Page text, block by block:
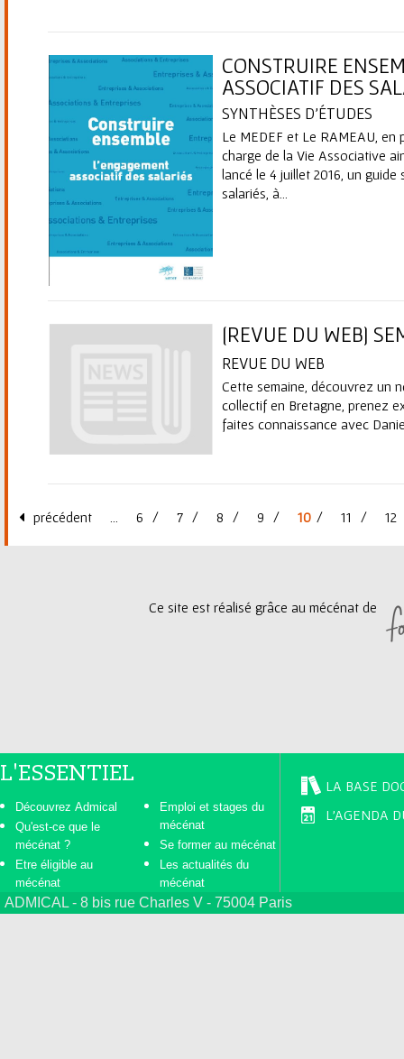
CONSTRUIRE
ASSOCIATIF DES
SYNTHÈSES D’ÉTUDES
Le MEDEF et Le RAMEAU,
charge de la Vie Associative
lancé le 4 juillet 2016, un
salariés, à...
[REVUE DU WEB]
REVUE DU WEB
Cette semaine, découvrez un
collectif en Bretagne, prenez
faites connaissance avec
précédent 6 7 8 9 10 11 12
Ce site est réalisé grâce au mécénat de
L'ESSENTIEL
Découvrez Admical
Qu'est-ce que le
mécénat ?
Etre éligible au
mécénat
Emploi et stages du
mécénat
Se former au mécénat
Les actualités du
mécénat
LA BASE
L'AGENDA
ADMICAL - 8 bis rue Charles V - 75004 Paris